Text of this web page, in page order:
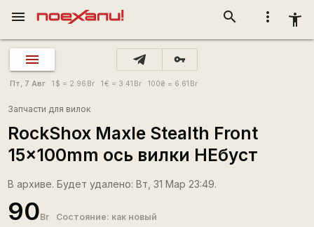
more_vert accessibility_new
search
menu
vpn_key
Пт, 7 Авг 1 $ = 2.96 Br 1€ = 3.41 Br 100₴ = 6.61 Br
Запчасти для вилок
RockShox Maxle Stealth Front
15x100mm ось вилки НЕбуст
В архиве. Будет удалено: Вт, 31 Мар 23:49.
90Br Состояние: как новый